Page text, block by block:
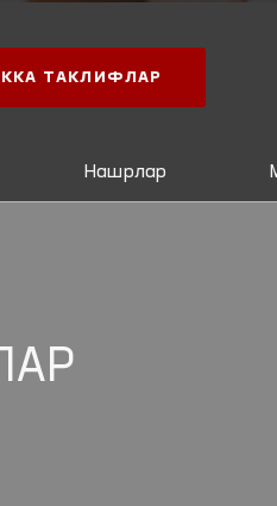
ТАКЛИФЛАР
Нашрлар